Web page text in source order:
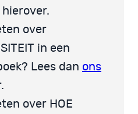
hierover.
over
in een
Lees dan ons
over HOE